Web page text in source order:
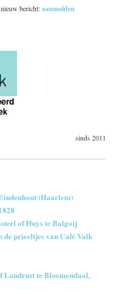
nieuw bericht:aanmelden
sinds 2011
(Haarlem)
of Huys te Balgoij
prieeltjes van Café Valk
te Bloemendaal,